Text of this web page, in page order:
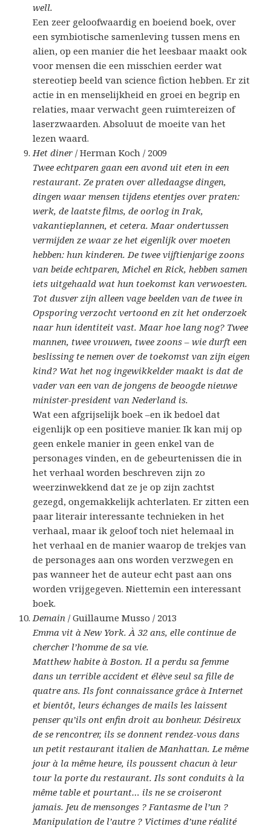
well.
Een zeer geloofwaardig en boeiend boek, over
een symbiotische samenleving tussen mens en
alien, op een manier die het leesbaar maakt ook
voor mensen die een misschien eerder wat
stereotiep beeld van science fiction hebben. Er zit
actie in en menselijkheid en groei en begrip en
relaties, maar verwacht geen ruimtereizen of
laserzwaarden. Absoluut de moeite van het
lezen waard.
Het diner / Herman Koch / 2009
Twee echtparen gaan een avond uit eten in een
restaurant. Ze praten over alledaagse dingen,
dingen waar mensen tijdens etentjes over praten:
werk, de laatste films, de oorlog in Irak,
vakantieplannen, et cetera. Maar ondertussen
vermijden ze waar ze het eigenlijk over moeten
hebben: hun kinderen. De twee vijftienjarige zoons
van beide echtparen, Michel en Rick, hebben samen
iets uitgehaald wat hun toekomst kan verwoesten.
Tot dusver zijn alleen vage beelden van de twee in
Opsporing verzocht vertoond en zit het onderzoek
naar hun identiteit vast. Maar hoe lang nog? Twee
mannen, twee vrouwen, twee zoons ­– wie durft een
beslissing te nemen over de toekomst van zijn eigen
kind? Wat het nog ingewikkelder maakt is dat de
vader van een van de jongens de beoogde nieuwe
minister-president van Nederland is.
Wat een afgrijselijk boek –en ik bedoel dat
eigenlijk op een positieve manier. Ik kan mij op
geen enkele manier in geen enkel van de
personages vinden, en de gebeurtenissen die in
het verhaal worden beschreven zijn zo
weerzinwekkend dat ze je op zijn zachtst
gezegd, ongemakkelijk achterlaten. Er zitten een
paar literair interessante technieken in het
verhaal, maar ik geloof toch niet helemaal in
het verhaal en de manier waarop de trekjes van
de personages aan ons worden verzwegen en
pas wanneer het de auteur echt past aan ons
worden vrijgegeven. Niettemin een interessant
boek.
Demain / Guillaume Musso / 2013
Emma vit à New York. À 32 ans, elle continue de
chercher l’homme de sa vie.
Matthew habite à Boston. Il a perdu sa femme
dans un terrible accident et élève seul sa fille de
quatre ans. Ils font connaissance grâce à Internet
et bientôt, leurs échanges de mails les laissent
penser qu’ils ont enfin droit au bonheur. Désireux
de se rencontrer, ils se donnent rendez-vous dans
un petit restaurant italien de Manhattan. Le même
jour à la même heure, ils poussent chacun à leur
tour la porte du restaurant. Ils sont conduits à la
même table et pourtant… ils ne se croiseront
jamais. Jeu de mensonges ? Fantasme de l’un ?
Manipulation de l’autre ? Victimes d’une réalité